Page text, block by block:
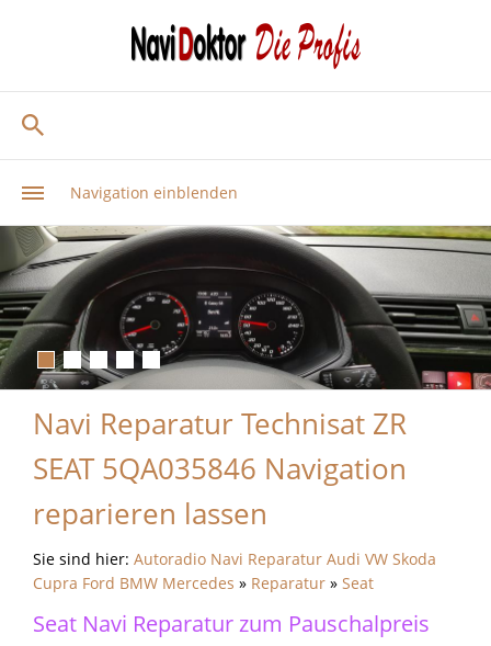
Navigation einblenden
Navi Reparatur Technisat ZR
SEAT 5QA035846 Navigation
reparieren lassen
Sie sind hier: Autoradio Navi Reparatur Audi VW Skoda
Cupra Ford BMW Mercedes » Reparatur » Seat
Seat Navi Reparatur zum Pauschalpreis